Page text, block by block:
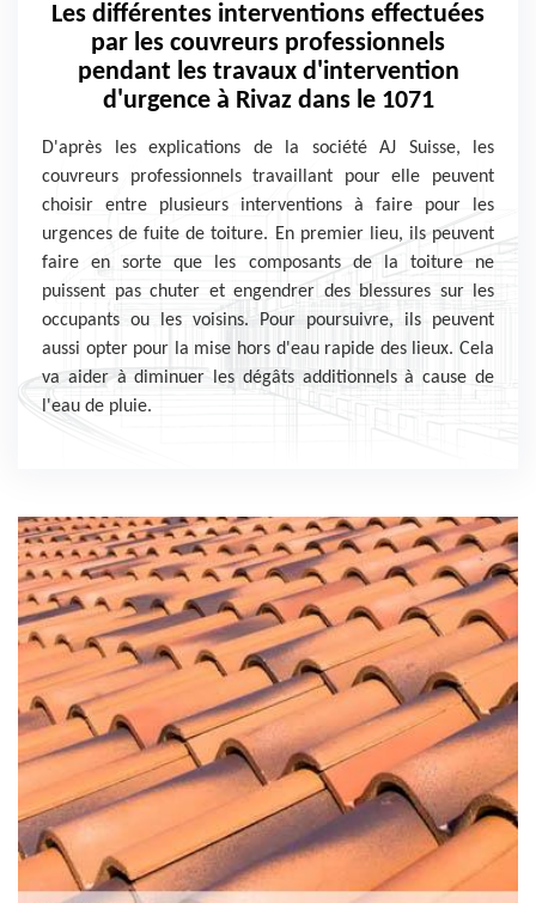
Les différentes interventions effectuées
par les couvreurs professionnels
pendant les travaux d'intervention
d'urgence à Rivaz dans le 1071
D'après les explications de la société AJ Suisse, les
couvreurs professionnels travaillant pour elle peuvent
choisir entre plusieurs interventions à faire pour les
urgences de fuite de toiture. En premier lieu, ils peuvent
faire en sorte que les composants de la toiture ne
puissent pas chuter et engendrer des blessures sur les
occupants ou les voisins. Pour poursuivre, ils peuvent
aussi opter pour la mise hors d'eau rapide des lieux. Cela
va aider à diminuer les dégâts additionnels à cause de
l'eau de pluie.